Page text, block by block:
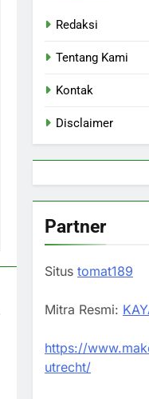
Redaksi
Tentang Kami
Kontak
Disclaimer
Partner
Situs tomat189
Mitra Resmi:
https://
utrecht/